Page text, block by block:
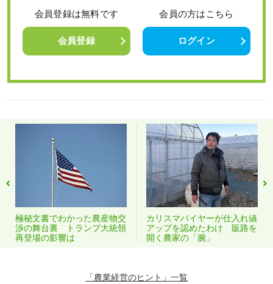
会員登録は無料です
会員登録
会員の方はこちら
ログイン
極秘文書でわかった農産物交
渉の舞台裏 トランプ大統領
再登場の影響は
カリスマバイヤーが仕入れ値
アップを認めたわけ 販路を
開く農家の「腕」
「農業経営のヒント」